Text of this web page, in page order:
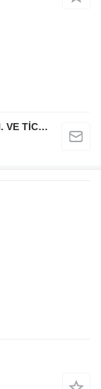
SAURUS YÜKLEME SİSTEMLERİ MAK. SAN. VE TİC. LTD. ŞTİ.